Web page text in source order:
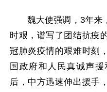
魏大使强调，3年来
时艰，谱写了团结抗疫
冠肺炎疫情的艰难时刻
国政府和人民真诚声
后，中方迅速伸出援手